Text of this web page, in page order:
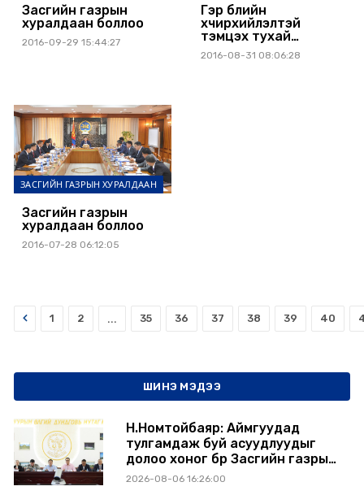
Засгийн газрын
хуралдаан боллоо
2016-09-29 15:44:27
Гэр бүлийн
хүчирхийлэлтэй
тэмцэх тухай
хуулийн төслийг
яаралтай өргөн
2016-08-31 08:06:28
ЗАСГИЙН ГАЗРЫН ХУРАЛДААН
Засгийн газрын
хуралдаан боллоо
2016-07-28 06:12:05
Prev 1 2 ... 35 36 37 38 39 40
ШИНЭ МЭДЭЭ
Н.Номтойбаяр: Аймгуудад
тулгамдаж буй асуудлуудыг
долоо хоног бүр Засгийн газрын
хуралдаанд танилцуулж,
2026-08-06 16:26:00